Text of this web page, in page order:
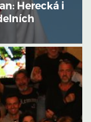
Herecká i